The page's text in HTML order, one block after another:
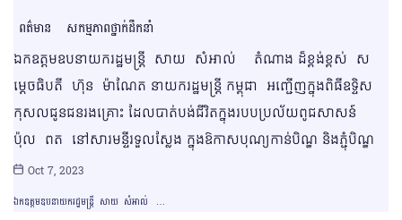
ពត៌មាន សកម្មភាពថ្នាក់ដឹកនាំ
ឯកឧត្ដមឧបនាយករដ្ឋមន្ត្រី សាយ សំអាល់ តំណាង ដ៏ខ្ពង់ខ្ពស់ ស
ម្តេចធិបតី ហ៊ុន ម៉ាណែត នាយករដ្ឋមន្ត្រី កម្ពុជា អញ្ជើញក្នុងពិធីឧទ្ទិស
កុសលជូនជនរងគ្រោះ ដែលបាត់បង់ជីវិតក្នុងរបបប្រល័យពូជសាសន៍
ប៉ុល ពត នៅសារមន្ទីរទួលស្លែង ក្នុងឱកាសបុណ្យកាន់បិណ្ឌ និងភ្ជុំបិណ្ឌ
Oct 7, 2023
ឯកឧត្ដមឧបនាយករដ្ឋមន្ត្រី សាយ សំអាល់ …